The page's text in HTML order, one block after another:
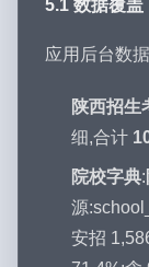
5.1 数据覆盖
应用后台数
陕西招生
细,合计
院校字典:
源
安招